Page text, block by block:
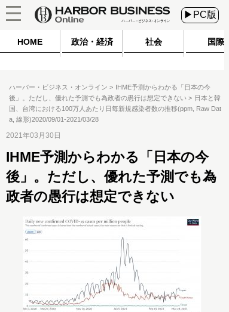
▶PC版
HOME 政治・経済 社会 国際
ハーバー・ビジネス・オンライン
IHME予測からわかる「日本の今
後」。ただし、優れた予測でも為政者の愚行は想定できない
日本と韓
国、台湾における100万人あたり日毎新規感染者数の推移(ppm, Raw Dat
a, 線形)2020/09/01-2021/03/28
2021年03月30日
IHME予測からわかる「日本の今
後」。ただし、優れた予測でも為
政者の愚行は想定できない